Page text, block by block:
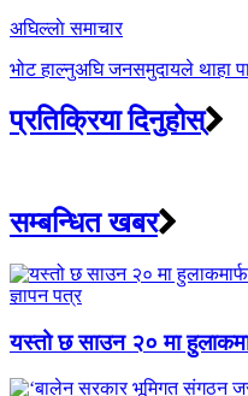
अघिल्लाे समाचार
भोट हाल्नुअघि जनसमुदायले थाहा
प्रतिक्रिया दिनुहोस्
सम्बन्धित खबर
यस्तो छ साउन २० मा